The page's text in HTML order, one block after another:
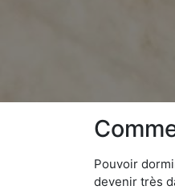
Pouvoir
devenir très